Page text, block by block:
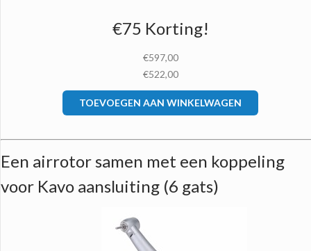
€75 Korting!
€597,00
€522,00
TOEVOEGEN AAN WINKELWAGEN
Een airrotor samen met een koppeling
voor Kavo aansluiting (6 gats)